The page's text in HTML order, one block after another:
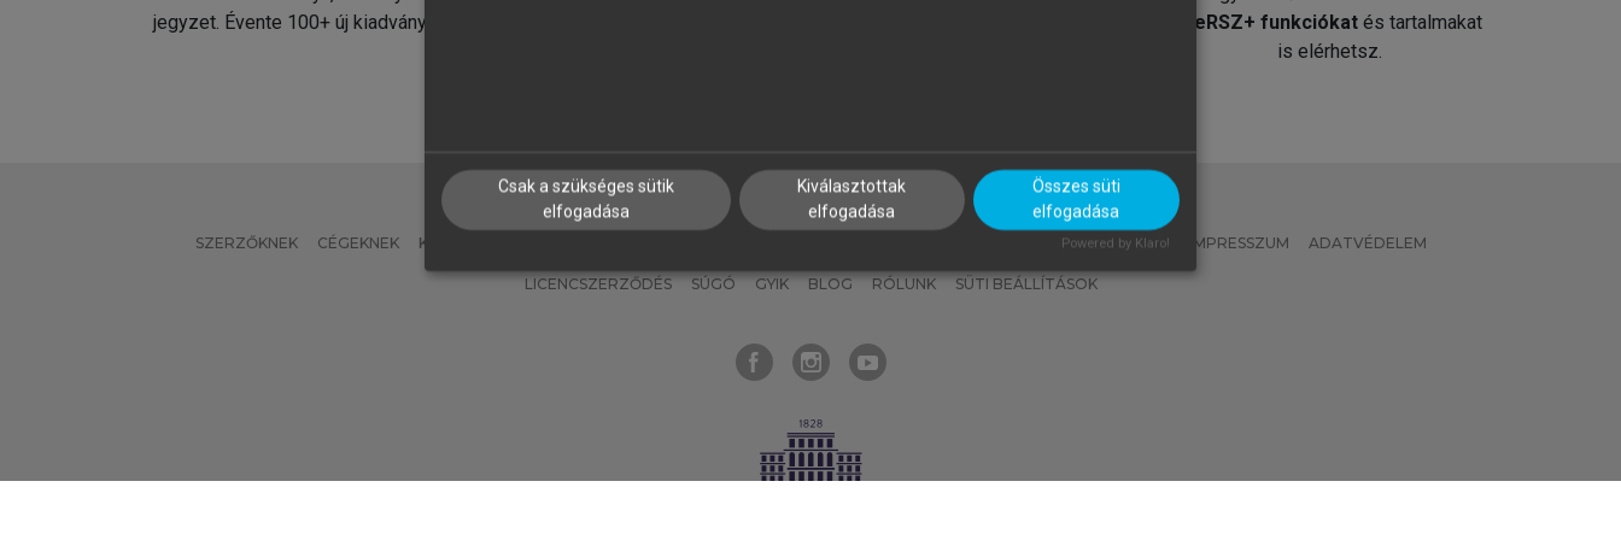
jegyzet. Évente 100+ új kiadvány.
MeRSZ+ funkciókat és tartalmakat
is elérhetsz.
SZERZŐKNEK CÉGEKNEK KÖNYVTÁROSOKNAK MI – ÁLTALÁNOS IRÁNYELVEK IMPRESSZUM ADATVÉDELEM
LICENCSZERZŐDÉS SÚGÓ GYIK BLOG RÓLUNK SÜTI BEÁLLÍTÁSOK
Csak a szükséges sütik
elfogadása
Kiválasztottak
elfogadása
Összes süti
elfogadása
Powered by Klaro!